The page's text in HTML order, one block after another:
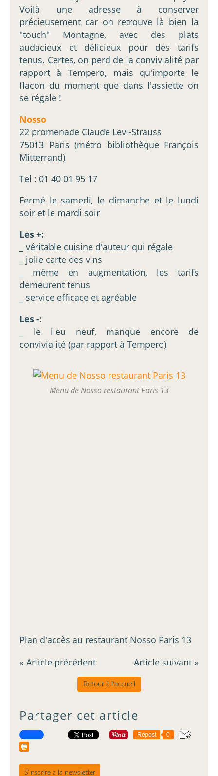
Voilà une adresse à conserver
précieusement car on retrouve là bien la
"touch" Montagne, avec des plats
audacieux et délicieux pour des tarifs
tenus. Certes, on perd de la convivialité par
rapport à Tempero, mais qu'importe le
flacon du moment que dans l'assiette on
se régale !
Nosso
22 promenade Claude Levi-Strauss
75013 Paris (métro bibliothèque François
Mitterrand)
Tel : 01 40 01 95 17
Fermé le samedi, le dimanche et le lundi
soir et le mardi soir
Les +:
_ véritable cuisine d'auteur qui régale
_ jolie carte des vins
_ même en augmentation, les tarifs
demeurent tenus
_ service efficace et agréable
Les -:
_ le lieu neuf, manque encore de
convivialité (par rapport à Tempero)
Menu de Nosso restaurant Paris 13
Plan d'accès au restaurant Nosso Paris 13
« Article précédent
Article suivant »
Retour à l'accueil
Partager cet article
Repost 0
S'inscrire à la newsletter